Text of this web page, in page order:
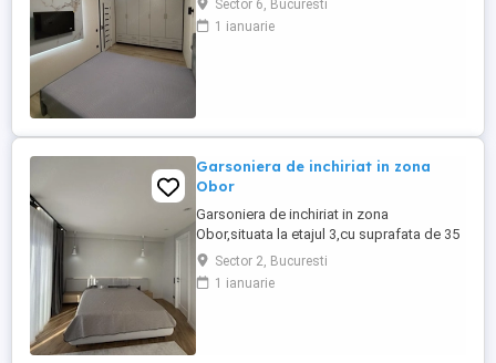
anul 1990. Dispune de loc de parcare in
fata blocului.
Sector 6, Bucuresti
1 ianuarie
Garsoniera de inchiriat in zona
Obor
Garsoniera de inchiriat in zona
Obor,situata la etajul 3,cu suprafata de 35
mp,locuinta practica si bine
organizata,ideala pentru o persoana.
Metrou Obor la 3-4 minute,Piata
Sector 2, Bucuresti
1 ianuarie